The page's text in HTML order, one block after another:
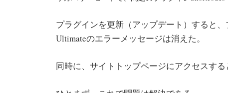
プラグインを更新（アップデート）すると
Ultimateのエラーメッセージは消えた。
同時に、サイトトップページにアクセスす